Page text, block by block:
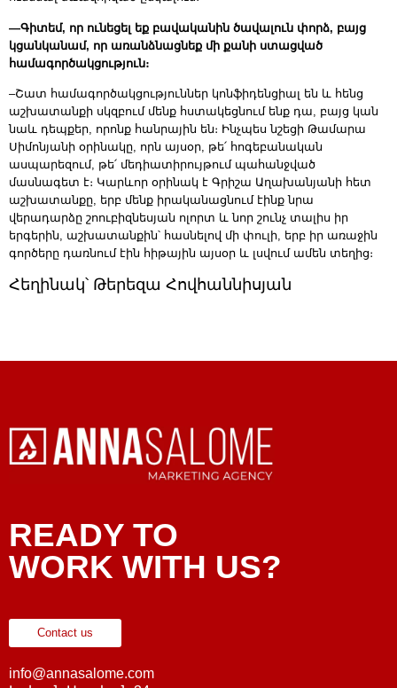
—Գիտեմ, որ ունեցել եք բավականին ծավալուն փորձ, բայց
կցանկանամ, որ առանձնացնեք մի քանի ստացված
համագործակցություն։
–Շատ համագործակցություններ կոնֆիդենցիալ են և հենց
աշխատանքի սկզբում մենք հստակեցնում ենք դա, բայց կան
նաև դեպքեր, որոնք հանրային են։ Ինչպես նշեցի Թամարա
Սիմոնյանի օրինակը, որն այսօր, թե՛ հոգեբանական
ասպարեզում, թե՛ մեդիատիրույթում պահանջված
մասնագետ է։ Կարևոր օրինակ է Գրիշա Աղախանյանի հետ
աշխատանքը, երբ մենք իրականացնում էինք նրա
վերադարձը շոուբիզնեսյան ոլորտ և նոր շունչ տալիս իր
երգերին, աշխատանքին՝ հասնելով մի փուլի, երբ իր առաջին
գործերը դառնում էին հիթային այսօր և լսվում ամեն տեղից։
Հեղինակ՝ Թերեզա Հովհաննիսյան
READY TO
WORK WITH US?
Contact us
info@annasalome.com